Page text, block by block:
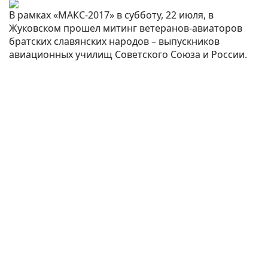
В рамках «МАКС-2017» в субботу, 22 июля, в
Жуковском прошел митинг ветеранов-авиаторов
братских славянских народов – выпускников
авиационных училищ Советского Союза и России.